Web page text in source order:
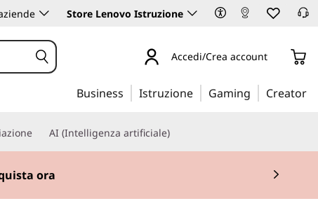
Store Lenovo Istruzione
Accedi/Crea account
Business Istruzione Gaming Creator
AI (Intelligenza artificiale)
ora